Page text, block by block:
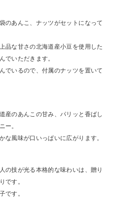
のあんこ、ナッツがセットになって
品な甘さの北海道産小豆を使用した
でいただきます。
でいるので、付属のナッツを置いて
産のあんこの甘み、パリッと香ばし
ー。
な風味が口いっぱいに広がります。
の技が光る本格的な味わいは、贈り
です。
です。